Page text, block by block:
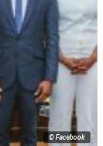
© Facebook